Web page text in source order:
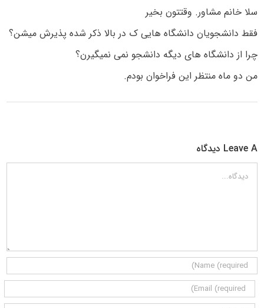
سلا خانم مشاور. وقتتون بخیر
فقط دانشجویان دانشگاه هایی ک در بالا ذکر شده پذیرش میشن؟
چرا از دانشگاه های دیگه دانشجو نمی نمیگیرن؟
من دو ماه منتظر این فراخوان بودم.
Leave A دیدگاه
دیدگاه